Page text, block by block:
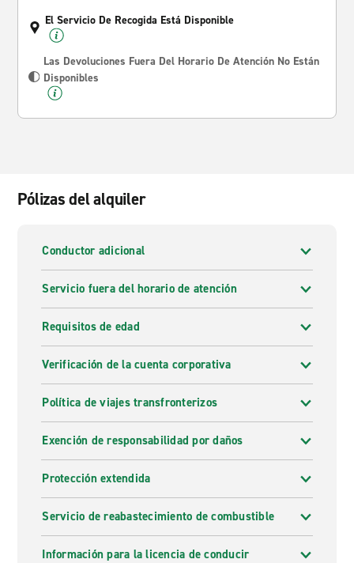
El Servicio De Recogida Está Disponible
Las Devoluciones Fuera Del Horario De Atención No Están
Disponibles
Pólizas del alquiler
Conductor adicional
Servicio fuera del horario de atención
Requisitos de edad
Verificación de la cuenta corporativa
Política de viajes transfronterizos
Exención de responsabilidad por daños
Protección extendida
Servicio de reabastecimiento de combustible
Información para la licencia de conducir